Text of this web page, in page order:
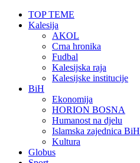
TOP TEME
Kalesija
AKOL
Crna hronika
Fudbal
Kalesijska raja
Kalesijske institucije
BiH
Ekonomija
HORION BOSNA
Humanost na djelu
Islamska zajednica BiH
Kultura
Globus